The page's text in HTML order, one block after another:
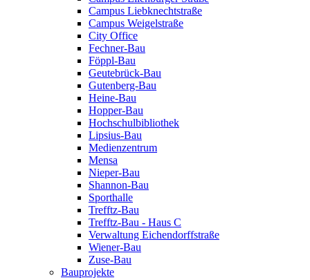
Campus Liebknechtstraße
Campus Weigelstraße
City Office
Fechner-Bau
Föppl-Bau
Geutebrück-Bau
Gutenberg-Bau
Heine-Bau
Hopper-Bau
Hochschulbibliothek
Lipsius-Bau
Medienzentrum
Mensa
Nieper-Bau
Shannon-Bau
Sporthalle
Trefftz-Bau
Trefftz-Bau - Haus C
Verwaltung Eichendorffstraße
Wiener-Bau
Zuse-Bau
Bauprojekte